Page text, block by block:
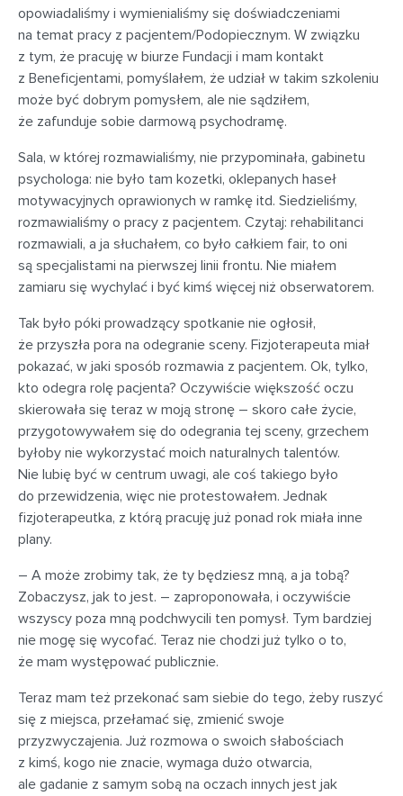
opowiadaliśmy i wymienialiśmy się doświadczeniami
na temat pracy z pacjentem/Podopiecznym. W związku
z tym, że pracuję w biurze Fundacji i mam kontakt
z Beneficjentami, pomyślałem, że udział w takim szkoleniu
może być dobrym pomysłem, ale nie sądziłem,
że zafunduje sobie darmową psychodramę.
Sala, w której rozmawialiśmy, nie przypominała, gabinetu
psychologa: nie było tam kozetki, oklepanych haseł
motywacyjnych oprawionych w ramkę itd. Siedzieliśmy,
rozmawialiśmy o pracy z pacjentem. Czytaj: rehabilitanci
rozmawiali, a ja słuchałem, co było całkiem fair, to oni
są specjalistami na pierwszej linii frontu. Nie miałem
zamiaru się wychylać i być kimś więcej niż obserwatorem.
Tak było póki prowadzący spotkanie nie ogłosił,
że przyszła pora na odegranie sceny. Fizjoterapeuta miał
pokazać, w jaki sposób rozmawia z pacjentem. Ok, tylko,
kto odegra rolę pacjenta? Oczywiście większość oczu
skierowała się teraz w moją stronę – skoro całe życie,
przygotowywałem się do odegrania tej sceny, grzechem
byłoby nie wykorzystać moich naturalnych talentów.
Nie lubię być w centrum uwagi, ale coś takiego było
do przewidzenia, więc nie protestowałem. Jednak
fizjoterapeutka, z którą pracuję już ponad rok miała inne
plany.
– A może zrobimy tak, że ty będziesz mną, a ja tobą?
Zobaczysz, jak to jest. – zaproponowała, i oczywiście
wszyscy poza mną podchwycili ten pomysł. Tym bardziej
nie mogę się wycofać. Teraz nie chodzi już tylko o to,
że mam występować publicznie.
Teraz mam też przekonać sam siebie do tego, żeby ruszyć
się z miejsca, przełamać się, zmienić swoje
przyzwyczajenia. Już rozmowa o swoich słabościach
z kimś, kogo nie znacie, wymaga dużo otwarcia,
ale gadanie z samym sobą na oczach innych jest jak